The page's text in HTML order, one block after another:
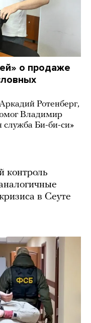
о продаже
Ротенберг,
Владимир
служба Би-би-си»
контроль
в Сеуте